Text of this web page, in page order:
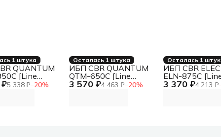
1 штука
5 338 ₽−20%
QUANTUM
[Line
850 VA / 480
Осталась 1 штука
3 570 ₽4 463 ₽−20%
ИБП CBR QUANTUM
QTM-650C [Line
Interactive 650 VA / 360
Осталась 1
3 370 ₽4 213 ₽
ИБП CBR
ELN-875C
Interactive 875